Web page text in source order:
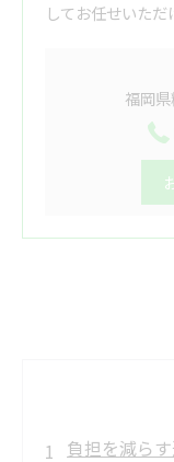
してお任せいただ
福岡
負担を減ら